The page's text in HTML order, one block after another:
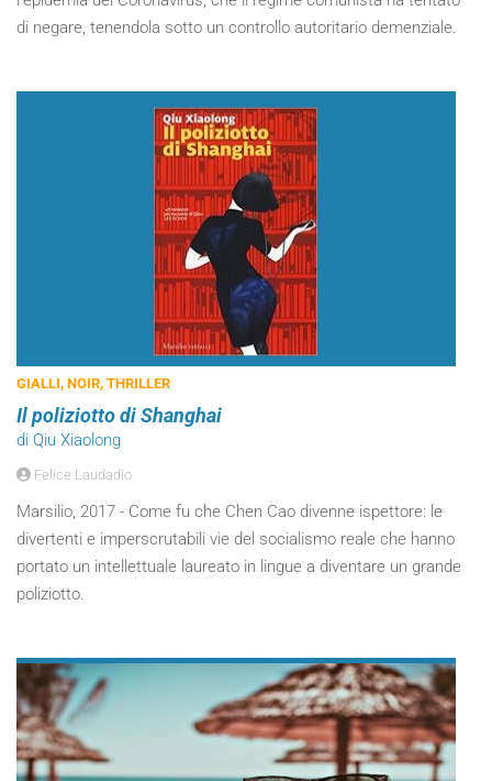
di negare, tenendola sotto un controllo autoritario demenziale.
GIALLI, NOIR, THRILLER
Il poliziotto di Shanghai
di Qiu Xiaolong
Felice Laudadio
Marsilio, 2017 - Come fu che Chen Cao divenne ispettore: le
divertenti e imperscrutabili vie del socialismo reale che hanno
portato un intellettuale laureato in lingue a diventare un grande
poliziotto.